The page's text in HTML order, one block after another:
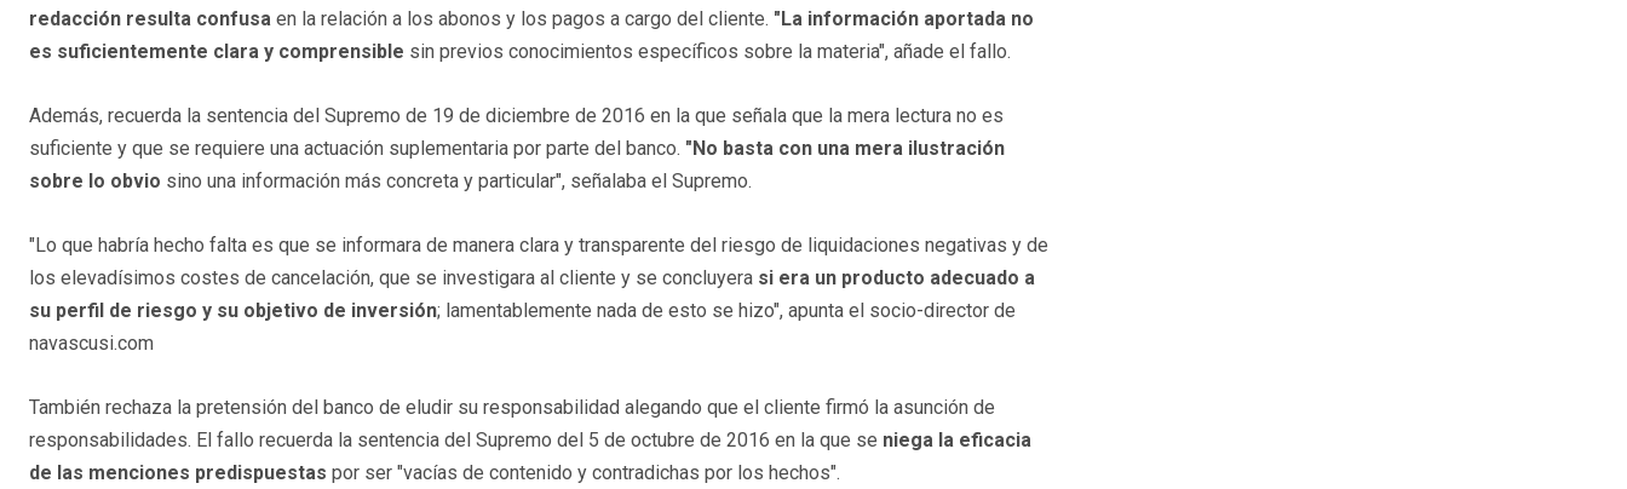
redacción resulta confusa en la relación a los abonos y los pagos a cargo del cliente. "La información aportada no
es suficientemente clara y comprensible sin previos conocimientos específicos sobre la materia", añade el fallo.
Además, recuerda la sentencia del Supremo de 19 de diciembre de 2016 en la que señala que la mera lectura no es
suficiente y que se requiere una actuación suplementaria por parte del banco. "No basta con una mera ilustración
sobre lo obvio sino una información más concreta y particular", señalaba el Supremo.
"Lo que habría hecho falta es que se informara de manera clara y transparente del riesgo de liquidaciones negativas y de
los elevadísimos costes de cancelación, que se investigara al cliente y se concluyera si era un producto adecuado a
su perfil de riesgo y su objetivo de inversión; lamentablemente nada de esto se hizo", apunta el socio-director de
navascusi.com
También rechaza la pretensión del banco de eludir su responsabilidad alegando que el cliente firmó la asunción de
responsabilidades. El fallo recuerda la sentencia del Supremo del 5 de octubre de 2016 en la que se niega la eficacia
de las menciones predispuestas por ser "vacías de contenido y contradichas por los hechos".